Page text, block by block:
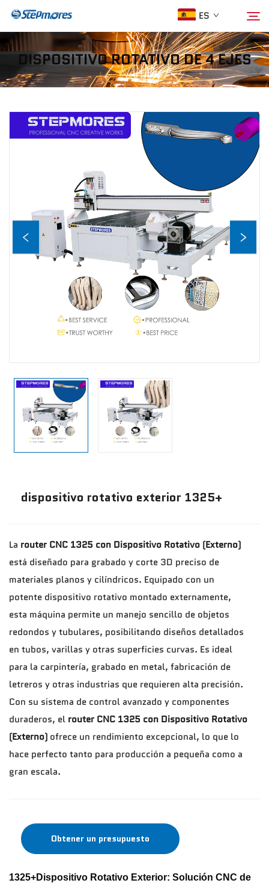
ES
Página De Inicio
Sobre Nosotros
Compra
Vídeo
Contáctanos
Buscar
DISPOSITIVO ROTATIVO DE 4 EJES
dispositivo rotativo exterior 1325+
La router CNC 1325 con Dispositivo Rotativo (Externo)
está diseñado para grabado y corte 3D preciso de
materiales planos y cilíndricos. Equipado con un
potente dispositivo rotativo montado externamente,
esta máquina permite un manejo sencillo de objetos
redondos y tubulares, posibilitando diseños detallados
en tubos, varillas y otras superficies curvas. Es ideal
para la carpintería, grabado en metal, fabricación de
letreros y otras industrias que requieren alta precisión.
Con su sistema de control avanzado y componentes
duraderos, el router CNC 1325 con Dispositivo Rotativo
(Externo) ofrece un rendimiento excepcional, lo que lo
hace perfecto tanto para producción a pequeña como a
gran escala.
Obtener un presupuesto
1325+Dispositivo Rotativo Exterior: Solución CNC de